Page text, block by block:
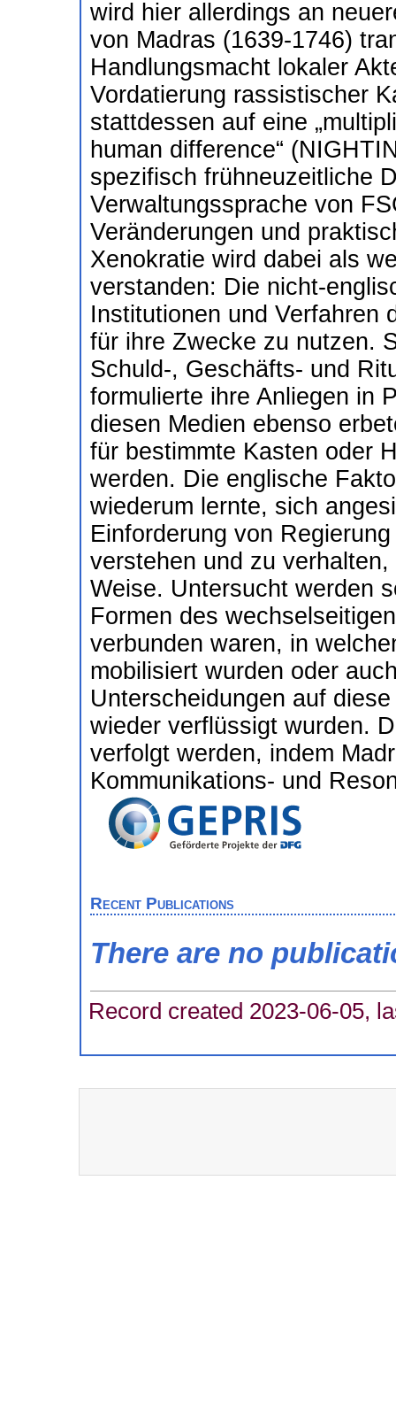
wird hier allerdings an
von Madras (1639-1746)
Handlungsmacht lokaler
Vordatierung rassistischer
stattdessen auf eine
human difference“
spezifisch frühneuzeitliche
Verwaltungssprache von
Veränderungen und
Xenokratie wird dabei als
verstanden: Die nicht-
Institutionen und Verfahren
für ihre Zwecke zu nutzen.
Schuld-, Geschäfts- und
formulierte ihre Anliegen in
diesen Medien ebenso
für bestimmte Kasten oder
werden. Die englische
wiederum lernte, sich
Einforderung von
verstehen und zu
Weise. Untersucht werden
Formen des
verbunden waren, in
mobilisiert wurden oder
Unterscheidungen auf
wieder verflüssigt wurden.
verfolgt werden, indem
Kommunikations- und
Recent Publications
There are no
Record created 2023-06-05,